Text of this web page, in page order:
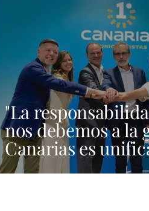
"La
nos debemos a la
Canarias es
ser fuertes aquí,